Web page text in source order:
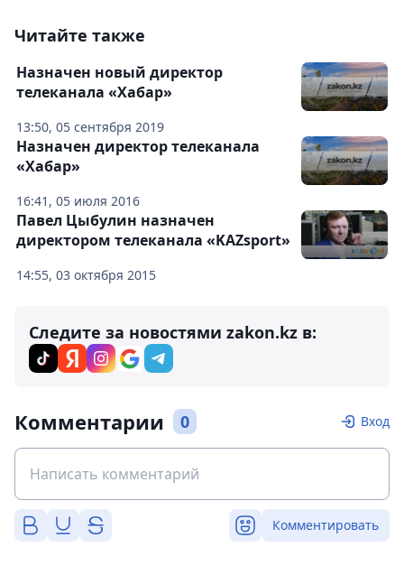
Читайте также
13:50, 05 сентября 2019
Назначен новый директор
телеканала «Хабар»
16:41, 05 июля 2016
Назначен директор телеканала
«Хабар»
14:55, 03 октября 2015
Павел Цыбулин назначен
директором телеканала «KAZsport»
Следите за новостями zakon.kz в:
Комментарии 0 Вход
Комментировать